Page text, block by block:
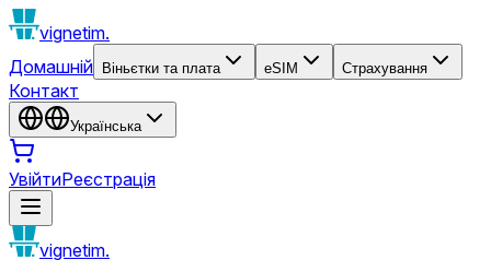
vignetim.
Домашній
Віньєтки та плата eSIM Страхування
Контакт
Українська
УвійтиРеєстрація
vignetim.